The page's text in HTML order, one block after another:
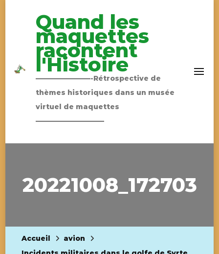
Quand les
maquettes
racontent
l'Histoire
————————-Rétrospective de
thèmes historiques dans un musée
virtuel de maquettes
——————————
20221008_172703
Accueil
avion